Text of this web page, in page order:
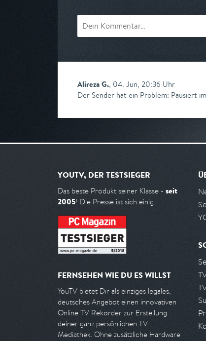
Alireza G., 04. Jun, 20:36 Uhr
Der Sender hat ein Problem: Pausiert
YOUTV, DER TESTSIEGER
Das beste Produkt seiner Klasse - seit
2005! Die Presse ist sich einig.
FERNSEHEN WIE DU ES WILLST
YouTV bietet Dir als einziges legales,
deutsches Angebot einen innovativen
Online TV Rekorder zur Erstellung
deiner ganz persönlichen TV
Mediathek. Ohne zusätzliche Hardware